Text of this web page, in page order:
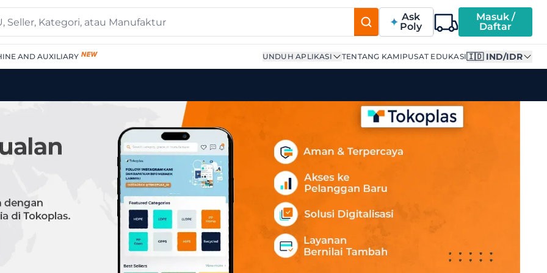
Ask
Poly
Masuk /
Daftar
AND AUXILIARY UNDUH APLIKASI TENTANG KAMIPUSAT EDUKASI🇮🇩 IND/IDR
25x350x4000 | Supplier Terpercaya